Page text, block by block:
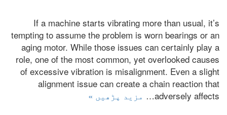
If a machine starts vibrating more than usual,it’s
tempting to assume the problem is worn bearings or an
aging motor.While those issues can certainly play a
role,one of the most common,yet overlooked causes
of excessive vibration is misalignment.Even a slight
alignment issue can create a chain reaction that
adversely affects
…مزید پڑھیں »